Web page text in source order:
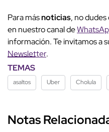
Para másnoticias, no
en nuestro canal de
información. Te invitamos a
Newsletter.
TEMAS
asaltos Uber Cholula
Notas